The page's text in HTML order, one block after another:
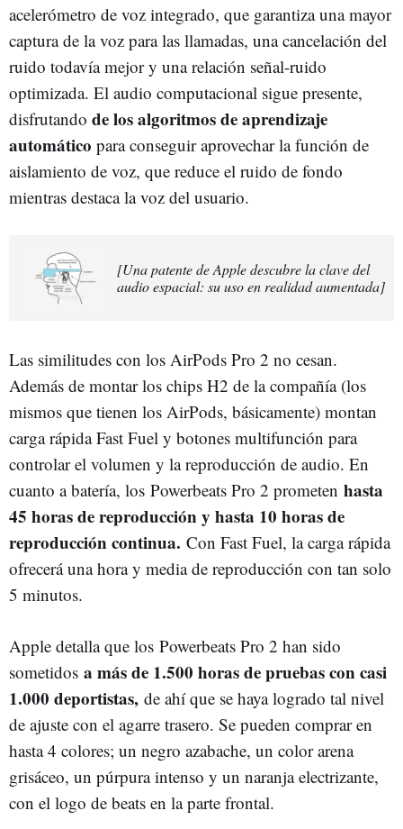
acelerómetro de voz integrado, que garantiza una mayor
captura de la voz para las llamadas, una cancelación del
ruido todavía mejor y una relación señal-ruido
optimizada. El audio computacional sigue presente,
disfrutando de los algoritmos de aprendizaje
automático para conseguir aprovechar la función de
aislamiento de voz, que reduce el ruido de fondo
mientras destaca la voz del usuario.
[Una patente de Apple descubre la clave del
audio espacial: su uso en realidad aumentada]
Las similitudes con los AirPods Pro 2 no cesan.
Además de montar los chips H2 de la compañía (los
mismos que tienen los AirPods, básicamente) montan
carga rápida Fast Fuel y botones multifunción para
controlar el volumen y la reproducción de audio. En
cuanto a batería, los Powerbeats Pro 2 prometen hasta
45 horas de reproducción y hasta 10 horas de
reproducción continua. Con Fast Fuel, la carga rápida
ofrecerá una hora y media de reproducción con tan solo
5 minutos.
Apple detalla que los Powerbeats Pro 2 han sido
sometidos a más de 1.500 horas de pruebas con casi
1.000 deportistas, de ahí que se haya logrado tal nivel
de ajuste con el agarre trasero. Se pueden comprar en
hasta 4 colores; un negro azabache, un color arena
grisáceo, un púrpura intenso y un naranja electrizante,
con el logo de beats en la parte frontal.